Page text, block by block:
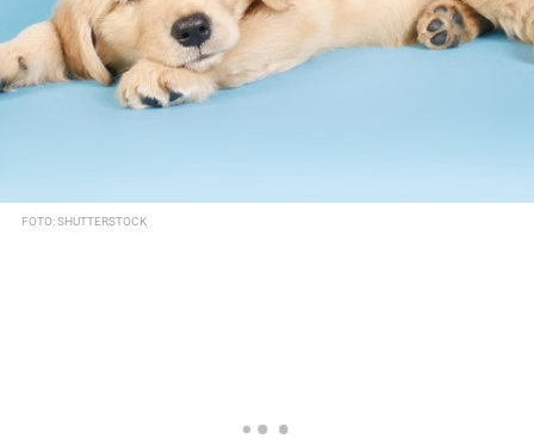
FOTO: SHUTTERSTOCK